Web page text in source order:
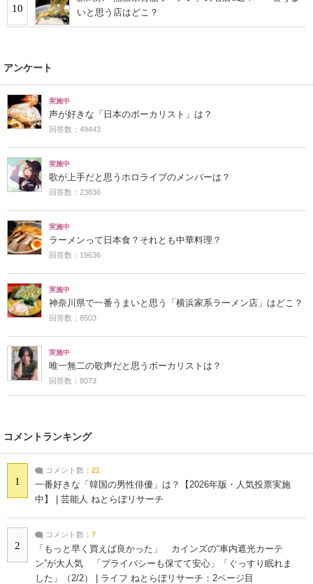
10
いと思う店はどこ？
アンケート
実施中
声が好きな「日本のボーカリスト」は？
回答数：49443
実施中
歌が上手だと思うホロライブのメンバーは？
回答数：23836
実施中
ラーメンって日本食？それとも中華料理？
回答数：19636
実施中
神奈川県で一番うまいと思う「横浜家系ラーメン店」はどこ？
回答数：8503
実施中
唯一無二の歌声だと思うボーカリストは？
回答数：8073
コメントランキング
1
コメント数： 21
一番好きな「韓国の男性俳優」は？【2026年版・人気投票実施
中】 | 芸能人 ねとらぼリサーチ
2
コメント数： 7
「もっと早く買えば良かった」 カインズの“車内遮光カーテ
ン”が大人気 「プライバシーも保てて安心」「ぐっすり眠れま
した」（2/2） | ライフ ねとらぼリサーチ：2ページ目